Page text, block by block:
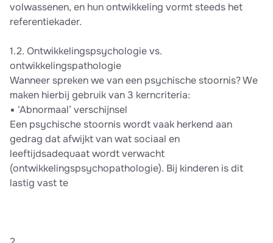
volwassenen, en hun ontwikkeling vormt steeds het
referentiekader.
1.2. Ontwikkelingspsychologie vs.
ontwikkelingspathologie
Wanneer spreken we van een psychische stoornis? We
maken hierbij gebruik van 3 kerncriteria:
▪ ‘Abnormaal’ verschijnsel
Een psychische stoornis wordt vaak herkend aan
gedrag dat afwijkt van wat sociaal en
leeftijdsadequaat wordt verwacht
(ontwikkelingspsychopathologie). Bij kinderen is dit
lastig vast te